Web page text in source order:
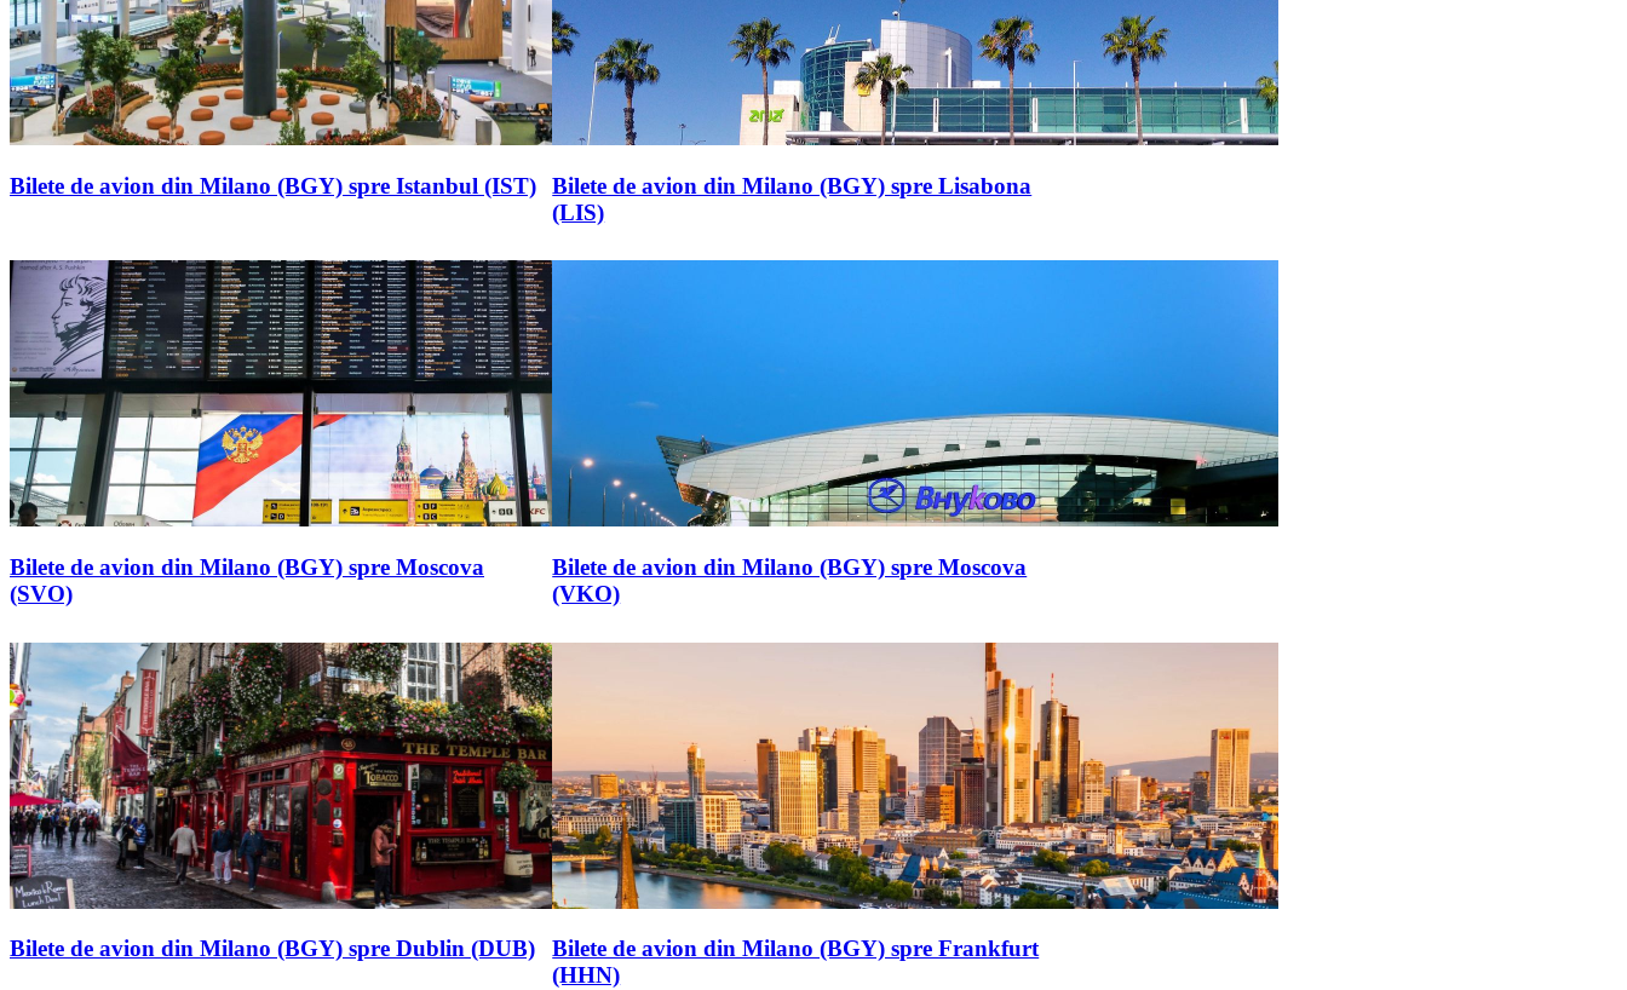
Bilete de avion din Milano (BGY) spre Istanbul (IST)
Bilete de avion din Milano (BGY) spre Lisabona
(LIS)
Bilete de avion din Milano (BGY) spre Moscova
(SVO)
Bilete de avion din Milano (BGY) spre Moscova
(VKO)
Bilete de avion din Milano (BGY) spre Dublin (DUB)
Bilete de avion din Milano (BGY) spre Frankfurt
(HHN)